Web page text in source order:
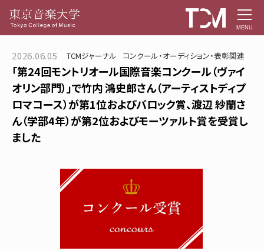
MENU
2026.06.05 TCMジャーナル コンクール・オーディション・表彰関連
「第24回モントリオール国際音楽コンクール（ヴァイ
オリン部門）」で竹内 鴻史郎さん（アーティストディプ
ロマコース）が第1位およびバロック賞、渡辺 紗蘭さ
ん（学部4年）が第2位およびモーツァルト賞を受賞し
ました